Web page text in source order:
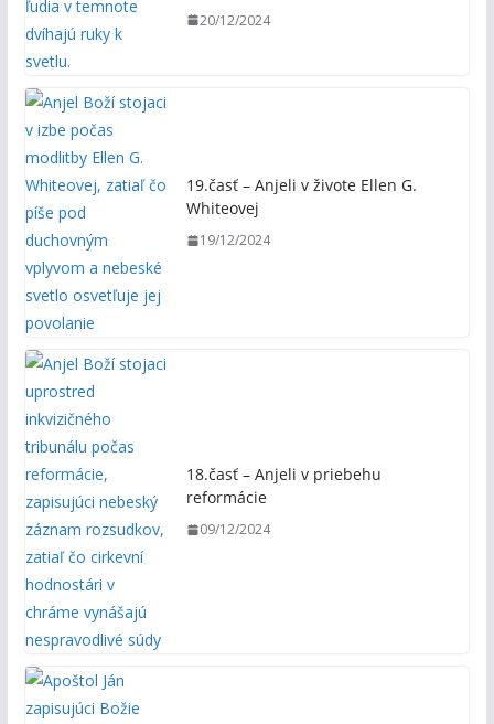
20/12/2024
19.časť – Anjeli v živote Ellen G.
Whiteovej
19/12/2024
18.časť – Anjeli v priebehu
reformácie
09/12/2024